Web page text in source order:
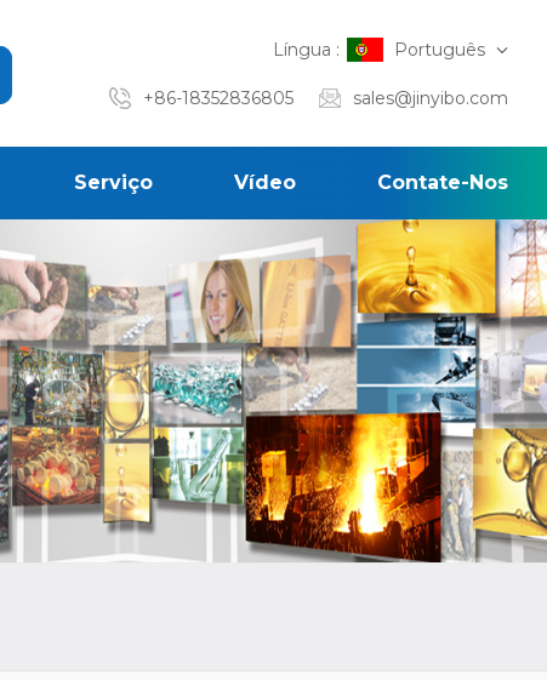
Língua : Português
+86-18352836805 sales@jinyibo.com
Serviço Vídeo Contate-Nos